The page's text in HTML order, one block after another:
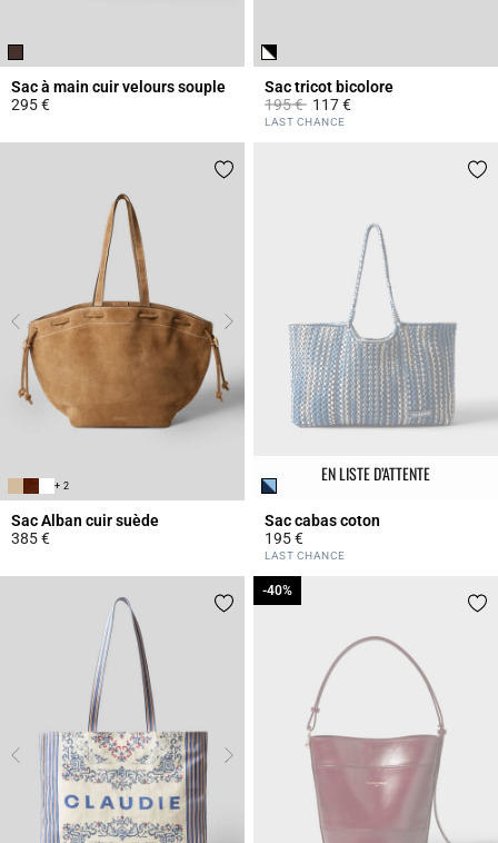
Sac à main cuir velours souple
295 €
Sac tricot bicolore
Prix réduit à partir de
195 €à117 €
4,4 out of 5 Customer Rating
LAST CHANCE
+ 2
Sac Alban cuir suède
385 €
EN LISTE D’ATTENTE
Sac cabas coton
195 €
5 out of 5 Customer Rating
LAST CHANCE
-40%
-40%